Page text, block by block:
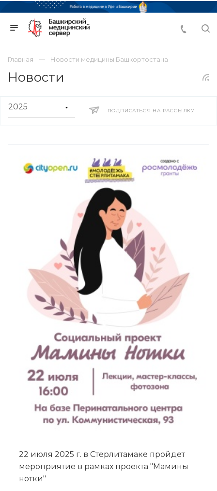
Главная Новости медицины Башкортостана
Новости
ПОДПИСАТЬСЯ НА РАССЫЛКУ
22 июля 2025 г. в Стерлитамаке пройдет
мероприятие в рамках проекта "Мамины
нотки"